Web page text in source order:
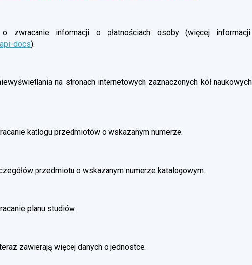
zwracanie informacji o płatnościach osoby (więcej informacji:
docs).
na stronach internetowych zaznaczonych kół naukowych
katlogu przedmiotów o wskazanym numerze.
przedmiotu o wskazanym numerze katalogowym.
planu studiów.
zawierają więcej danych o jednostce.